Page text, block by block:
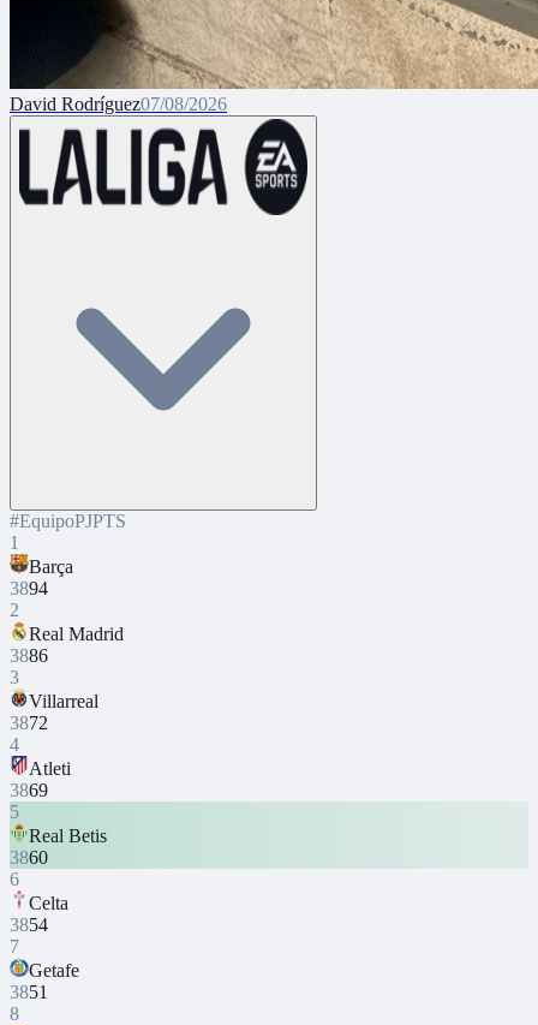
David Rodríguez07/08/2026
#EquipoPJPTS
1
Barça
3894
2
Real Madrid
3886
3
Villarreal
3872
4
Atleti
3869
5
Real Betis
3860
6
Celta
3854
7
Getafe
3851
8